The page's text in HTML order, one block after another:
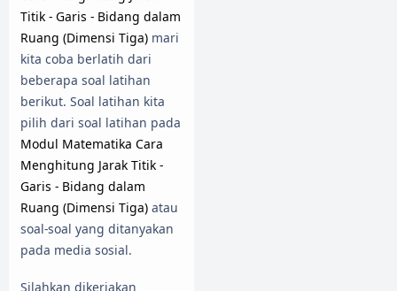
Titik - Garis - Bidang dalam
Ruang (Dimensi Tiga) mari
kita coba berlatih dari
beberapa soal latihan
berikut. Soal latihan kita
pilih dari soal latihan pada
Modul Matematika Cara
Menghitung Jarak Titik -
Garis - Bidang dalam
Ruang (Dimensi Tiga) atau
soal-soal yang ditanyakan
pada media sosial.
Silahkan dikerjakan